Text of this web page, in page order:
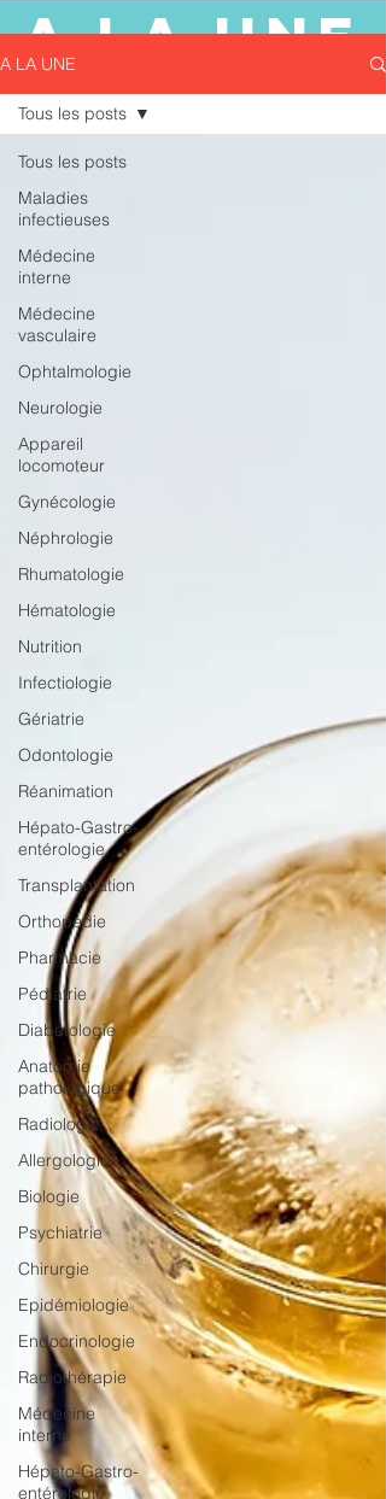
A LA UNE
A LA UNE
Tous les posts
Maladies
infectieuses
Médecine
interne
Médecine
vasculaire
Ophtalmologie
Neurologie
Appareil
locomoteur
Gynécologie
Néphrologie
Rhumatologie
Hématologie
Nutrition
Infectiologie
Gériatrie
Odontologie
Réanimation
Hépato-Gastro-
entérologie
Transplantation
Orthopédie
Pharmacie
Pédiatrie
Diabétologie
Anatomie
pathologique
Radiologie
Allergologie
Biologie
Psychiatrie
Chirurgie
Epidémiologie
Endocrinologie
Radiothérapie
Médecine
interne
Hépato-Gastro-
entérologie
Tous les posts